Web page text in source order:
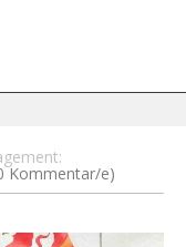
Kommentar/e)